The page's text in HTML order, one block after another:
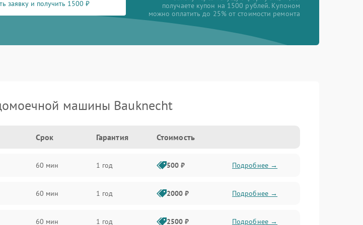
заявку и получить 1500 ₽
получаете купон на 1500 рублей. Купоном
можно оплатить до 25% от стоимости ремонта
машины Bauknecht
Срок Гарантия Стоимость
60 мин 1 год 500 ₽ Подробнее →
60 мин 1 год 2000 ₽ Подробнее →
60 мин 1 год 2500 ₽ Подробнее →